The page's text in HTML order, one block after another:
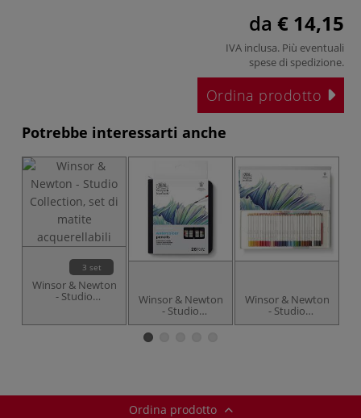
da € 14,15
IVA inclusa. Più eventuali
spese di spedizione.
Ordina prodotto
Potrebbe interessarti anche
3 set
Winsor & Newton
- Studio
acquerellabili
Winsor & Newton
- Studio
Collection, Set di
acquerellabili
Winsor & Newton
- Studio
Collection, Set di
Ordina prodotto